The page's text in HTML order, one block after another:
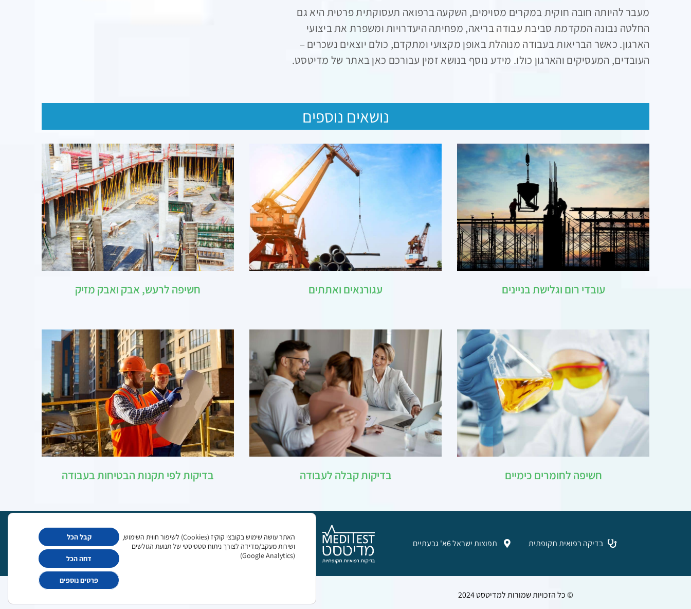
מעבר להיותה חובה חוקית במקרים מסוימים, השקעה ברפואה תעסוקתית פרטית היא גם
החלטה נבונה המקדמת סביבת עבודה בריאה, מפחיתה היעדרויות ומשפרת את ביצועי
הארגון. כאשר הבריאות בעבודה מנוהלת באופן מקצועי ומתקדם, כולם יוצאים נשכרים –
העובדים, המעסיקים והארגון כולו. מידע נוסף בנושא זמין עבורכם כאן באתר של מדיטסט.
נושאים נוספים
עובדי רום וגלישת בניינים עגורנאים ואתתים חשיפה לרעש, אבק ואבק מזיק
חשיפה לחומרים כימיים בדיקות קבלה לעבודה בדיקות לפי תקנות הבטיחות בעבודה
בדיקה רפואית תקופתית תפוצות ישראל 6א' גבעתיים 0747661393
Meditest@meditest.co.il
© כל הזכויות שמורות למדיטסט 2024
האתר עושה שימוש בקובצי קוקיז (Cookies) לשיפור חווית השימוש,
ושירות מעקב/מדידה לצורך ניתוח סטטיסטי של תנועת הגולשים
(Google Analytics)
קבל הכל
דחה הכל
פרטים נוספים